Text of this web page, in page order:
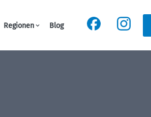
Regionen Blog